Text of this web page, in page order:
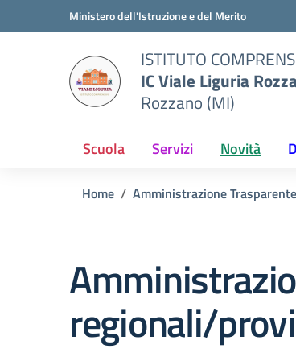
Vai ai contenuti
Vai al menu di navigazioneMinistero dell'Istruzione e del Merito
ISTITUTO
IC Viale Liguria
Rozzano (MI)
Scuola Servizi Novità
Home Amministrazione Trasparente
regionali/